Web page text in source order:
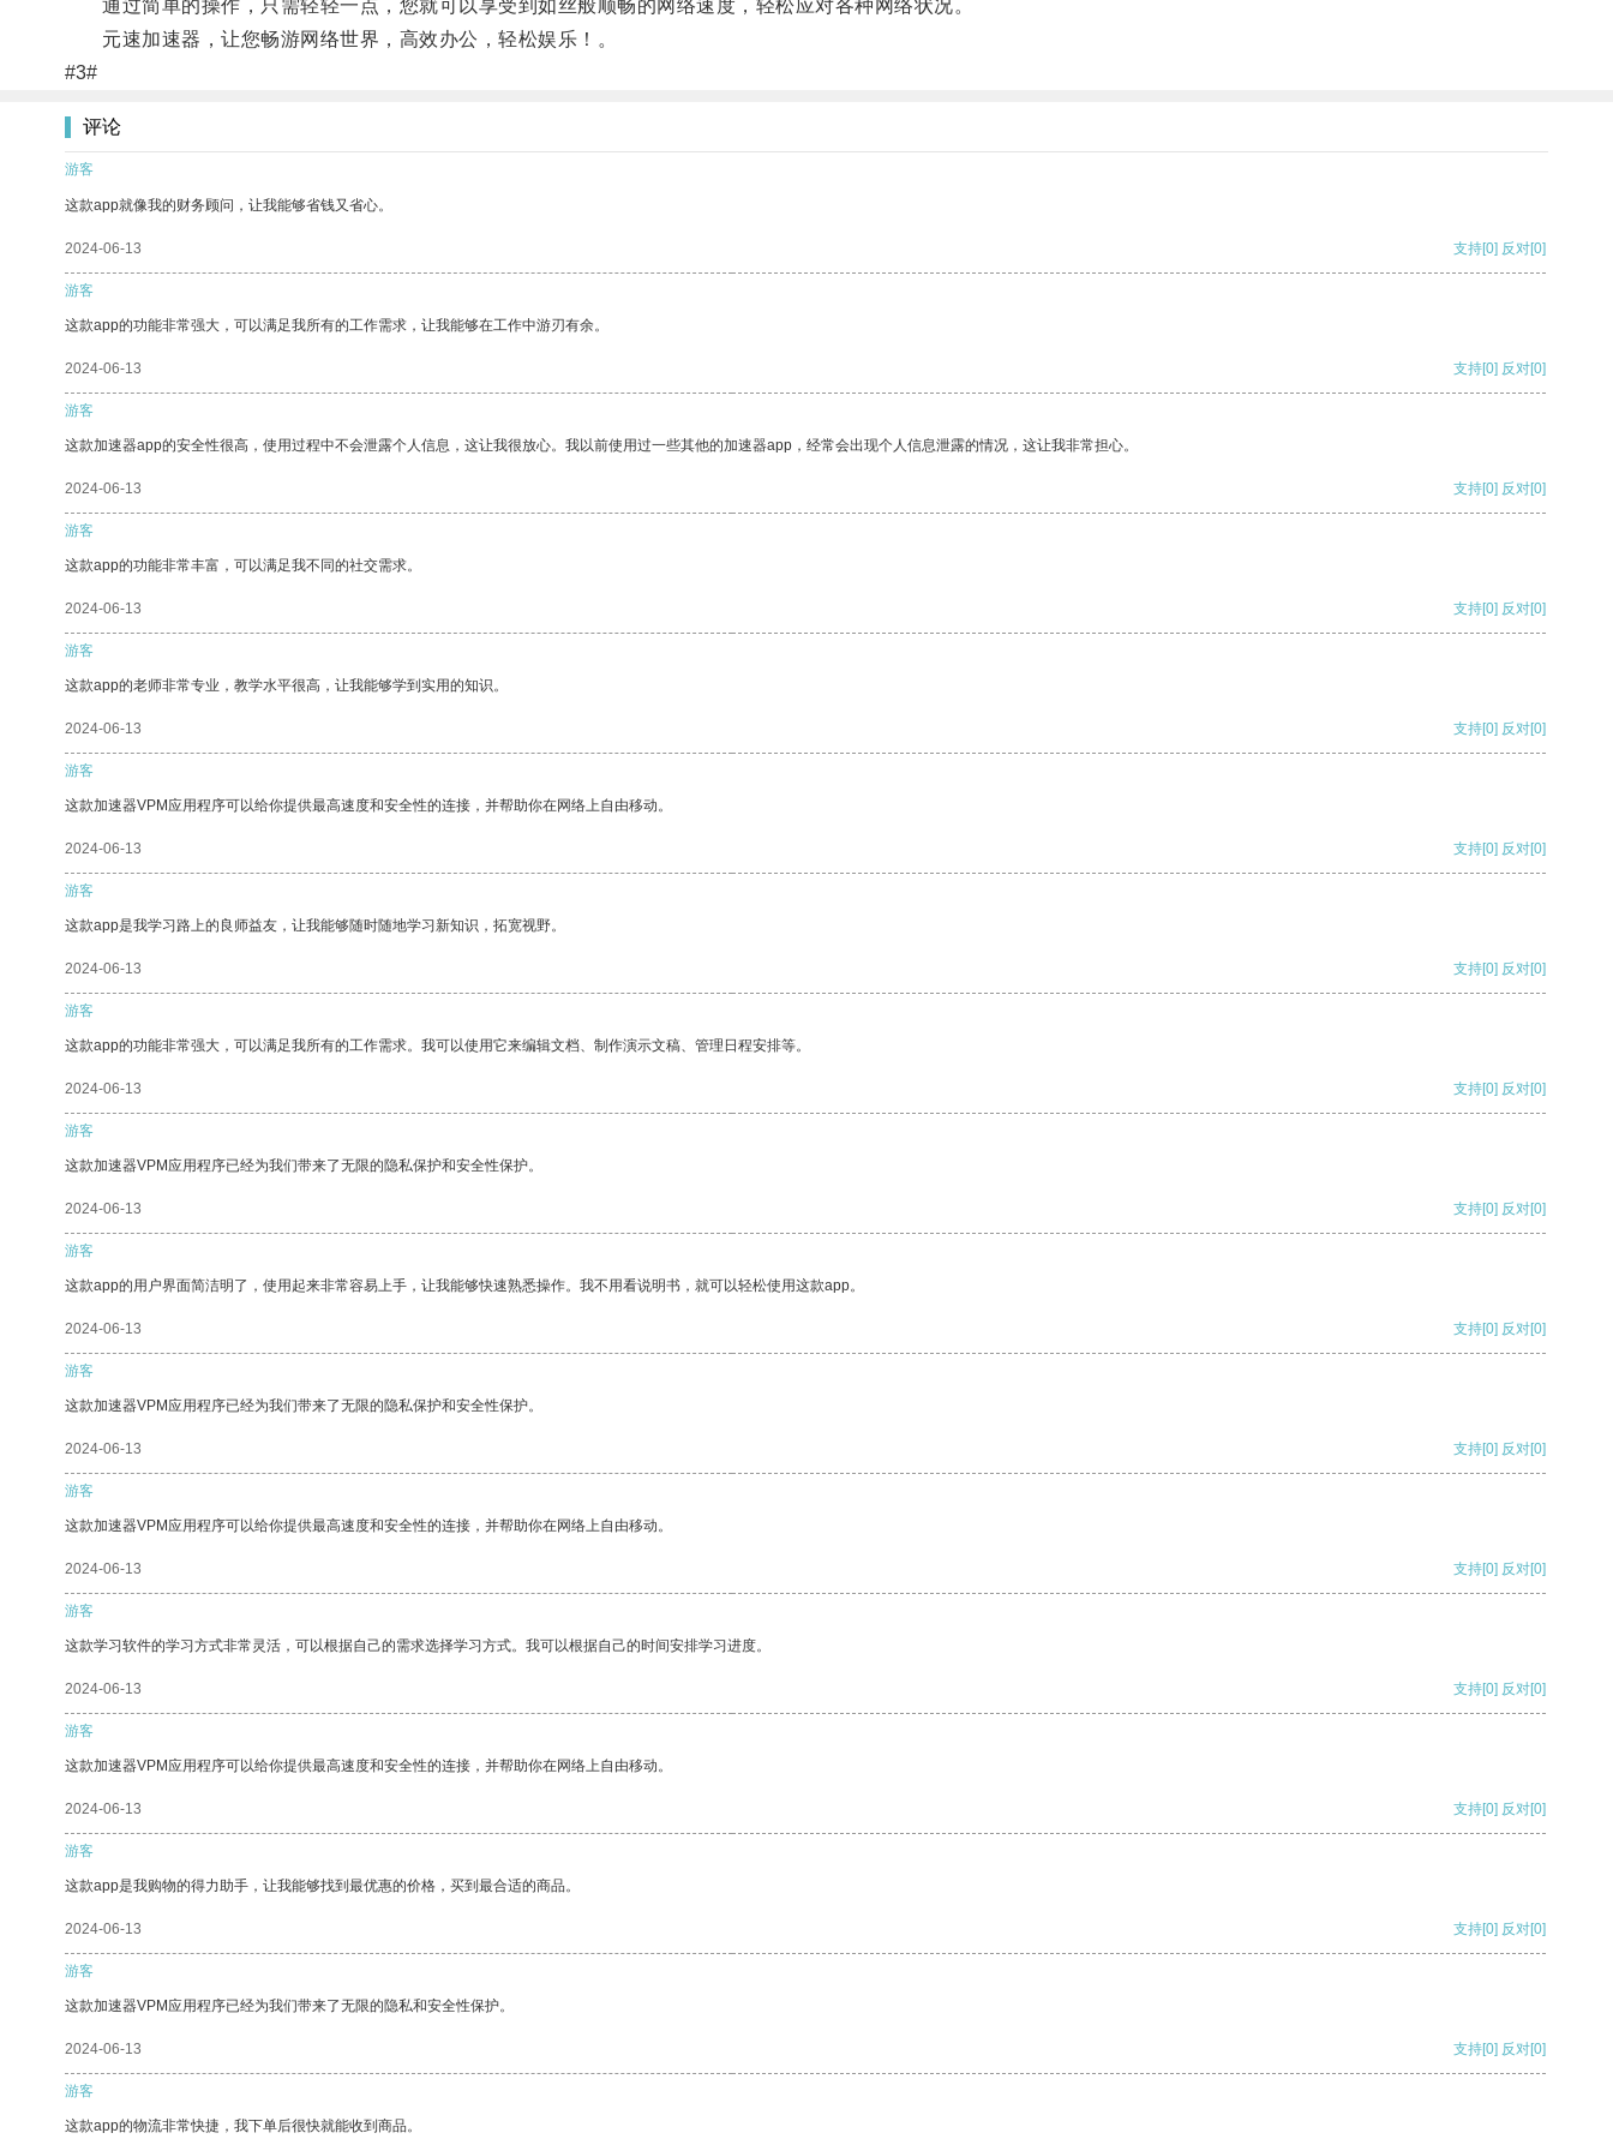
通过简单的操作，只需轻轻一点，您就可以享受到如丝般顺畅的网络速度，轻松应对各种网络状况。
元速加速器，让您畅游网络世界，高效办公，轻松娱乐！。
#3#
评论
游客
这款app就像我的财务顾问，让我能够省钱又省心。
2024-06-13 支持[0] 反对[0]
游客
这款app的功能非常强大，可以满足我所有的工作需求，让我能够在工作中游刃有余。
2024-06-13 支持[0] 反对[0]
游客
这款加速器app的安全性很高，使用过程中不会泄露个人信息，这让我很放心。我以前使用过一些其他的加速器app，经常会出现个人信息泄露的情况，这让我非常担心。
2024-06-13 支持[0] 反对[0]
游客
这款app的功能非常丰富，可以满足我不同的社交需求。
2024-06-13 支持[0] 反对[0]
游客
这款app的老师非常专业，教学水平很高，让我能够学到实用的知识。
2024-06-13 支持[0] 反对[0]
游客
这款加速器VPM应用程序可以给你提供最高速度和安全性的连接，并帮助你在网络上自由移动。
2024-06-13 支持[0] 反对[0]
游客
这款app是我学习路上的良师益友，让我能够随时随地学习新知识，拓宽视野。
2024-06-13 支持[0] 反对[0]
游客
这款app的功能非常强大，可以满足我所有的工作需求。我可以使用它来编辑文档、制作演示文稿、管理日程安排等。
2024-06-13 支持[0] 反对[0]
游客
这款加速器VPM应用程序已经为我们带来了无限的隐私保护和安全性保护。
2024-06-13 支持[0] 反对[0]
游客
这款app的用户界面简洁明了，使用起来非常容易上手，让我能够快速熟悉操作。我不用看说明书，就可以轻松使用这款app。
2024-06-13 支持[0] 反对[0]
游客
这款加速器VPM应用程序已经为我们带来了无限的隐私保护和安全性保护。
2024-06-13 支持[0] 反对[0]
游客
这款加速器VPM应用程序可以给你提供最高速度和安全性的连接，并帮助你在网络上自由移动。
2024-06-13 支持[0] 反对[0]
游客
这款学习软件的学习方式非常灵活，可以根据自己的需求选择学习方式。我可以根据自己的时间安排学习进度。
2024-06-13 支持[0] 反对[0]
游客
这款加速器VPM应用程序可以给你提供最高速度和安全性的连接，并帮助你在网络上自由移动。
2024-06-13 支持[0] 反对[0]
游客
这款app是我购物的得力助手，让我能够找到最优惠的价格，买到最合适的商品。
2024-06-13 支持[0] 反对[0]
游客
这款加速器VPM应用程序已经为我们带来了无限的隐私和安全性保护。
2024-06-13 支持[0] 反对[0]
游客
这款app的物流非常快捷，我下单后很快就能收到商品。